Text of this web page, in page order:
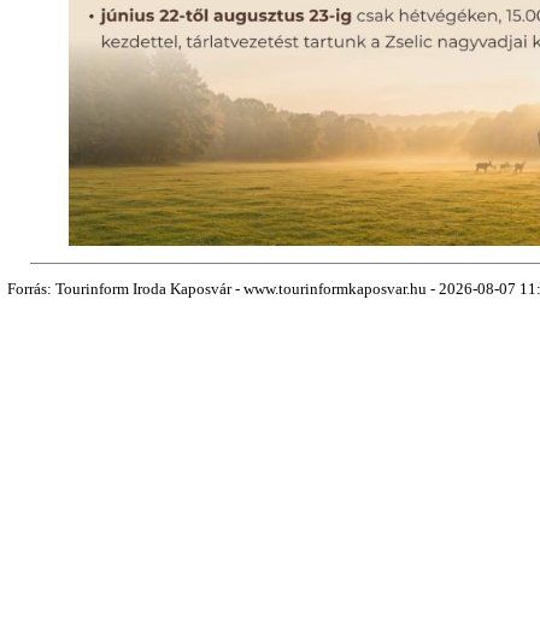
Forrás: Tourinform Iroda Kaposvár - www.tourinformkaposvar.hu - 2026-08-07